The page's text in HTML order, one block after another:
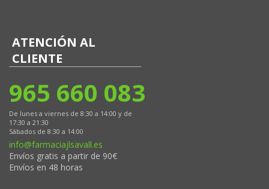
ATENCIÓN AL
CLIENTE
965 660 083
De lunes a viernes de 8:30 a 14:00 y de
17:30 a 21:30
Sábados de 8:30 a 14:00
info@farmaciajlsavall.es
Envíos gratis a partir de 90€
Envíos en 48 horas